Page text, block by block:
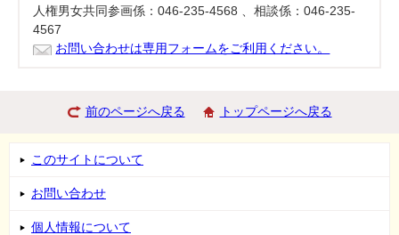
人権男女共同参画係：046-235-4568 、相談係：046-235-
4567
お問い合わせは専用フォームをご利用ください。
前のページへ戻る トップページへ戻る
このサイトについて
お問い合わせ
個人情報について